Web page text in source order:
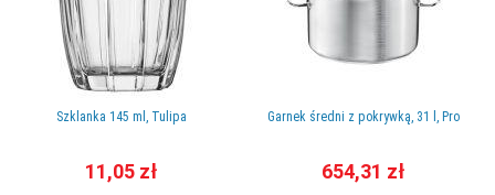
Szklanka 145 ml, Tulipa
11,05 zł
Garnek średni z pokrywką, 31 l, Pro
654,31 zł